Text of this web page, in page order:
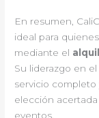
En resumen,
ideal para
mediante el
Su liderazgo en
servicio completo
elección
eventos.